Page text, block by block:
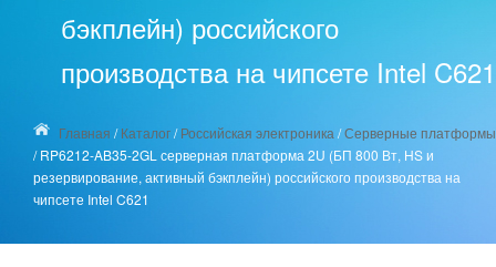
бэкплейн) российского
производства на чипсете Intel C621
Главная /Каталог/Российская электроника /Серверные платформы
/RP6212-AB35-2GL серверная платформа 2U (БП 800 Вт, HS и
резервирование, активный бэкплейн) российского производства на
чипсете Intel C621